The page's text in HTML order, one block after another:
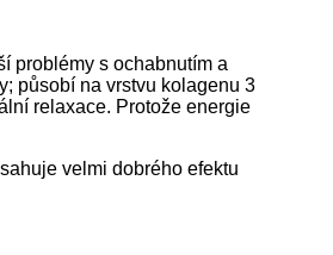
problémy s ochabnutím a
působí na vrstvu kolagenu 3
relaxace. Protože energie
velmi dobrého efektu